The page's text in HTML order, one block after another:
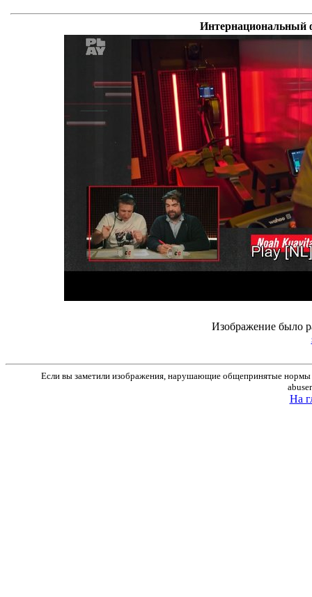
Интернациональный
Изображение было
Если вы заметили изображения, нарушающие общепринятые нормы
На